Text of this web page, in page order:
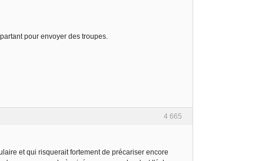
pour envoyer des troupes.
4 665
et qui risquerait fortement de précariser encore